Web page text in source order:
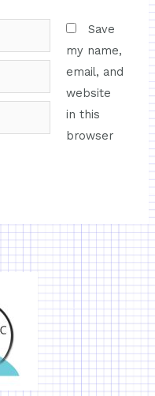
Save
my name,
email, and
website
in this
browser